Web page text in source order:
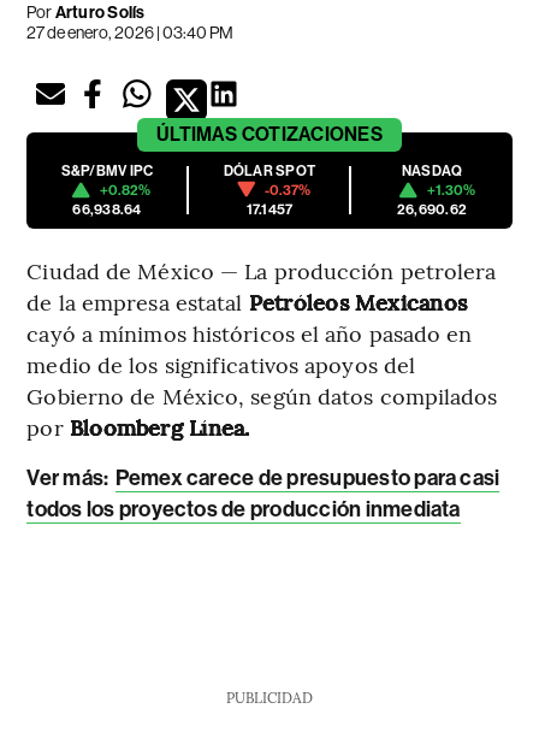
PorArturo Solís
27 de enero, 2026 | 03:40 PM
ÚLTIMAS COTIZACIONES
S&P/BMV IPC
+0.82%
66,938.64
DÓLAR SPOT
-0.37%
17.1457
NASDAQ
+1.30%
26,690.62
Ciudad de México — La producción petrolera
de la empresa estatal Petróleos Mexicanos
cayó a mínimos históricos el año pasado en
medio de los significativos apoyos del
Gobierno de México, según datos compilados
por Bloomberg Línea.
Ver más: Pemex carece de presupuesto para casi
todos los proyectos de producción inmediata
PUBLICIDAD